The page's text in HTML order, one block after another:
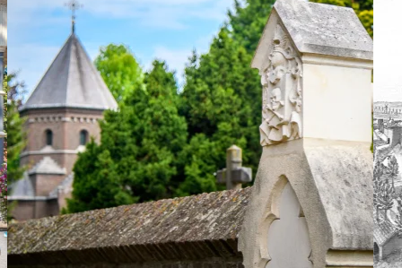
Nationaal Park de Meinweg
Binnen activiteiten (kids)
Buiten activiteiten (kids)
Evenementenkalender
5x tips om af te koelen
Plan je bezoek